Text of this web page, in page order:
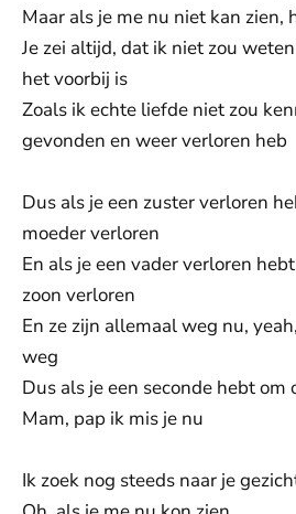
Maar als je me nu niet kan zien,
Je zei altijd, dat ik niet zou
het voorbij is
Zoals ik echte liefde niet zou
gevonden en weer verloren heb
Dus als je een zuster verloren
moeder verloren
En als je een vader verloren
zoon verloren
En ze zijn allemaal weg nu,
weg
Dus als je een seconde hebt om
Mam, pap ik mis je nu
Ik zoek nog steeds naar je